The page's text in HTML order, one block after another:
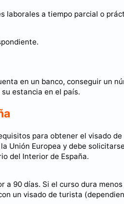
laborales a tiempo parcial o
en un banco, conseguir un
estancia en el país.
para obtener el visado de
Unión Europea y debe
del Interior de España.
a 90 días. Si el curso dura menos
un visado de turista